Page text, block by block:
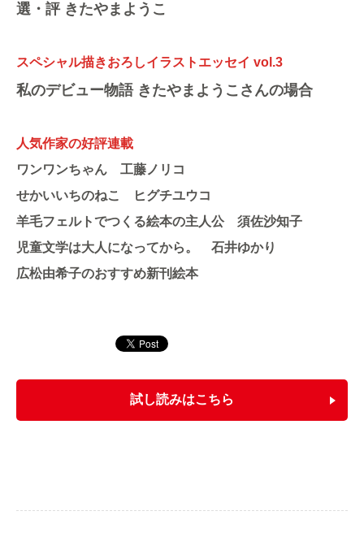
選・評 きたやまようこ
スペシャル描きおろしイラストエッセイ vol.3
私のデビュー物語 きたやまようこさんの場合
人気作家の好評連載
ワンワンちゃん 工藤ノリコ
せかいいちのねこ
ヒグチユウコ
羊毛フェルトでつくる絵本の主人公 須佐沙知子
児童文学は大人になってから。 石井ゆかり
広松由希子のおすすめ新刊絵本
試し読みはこちら